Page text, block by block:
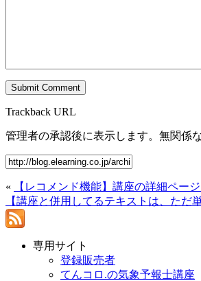
Trackback URL
管理者の承認後に表示します。無関係
«
【レコメンド機能】講座の詳細ペー
【講座と併用してるテキストは、た
専用サイト
登録販売者
てんコロ.の気象予報士講座